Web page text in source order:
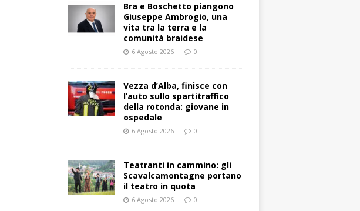
Bra e Boschetto piangono
Giuseppe Ambrogio, una
vita tra la terra e la
comunità braidese
6 Agosto 2026 0
Vezza d’Alba, finisce con
l’auto sullo spartitraffico
della rotonda: giovane in
ospedale
6 Agosto 2026 0
Teatranti in cammino: gli
Scavalcamontagne portano
il teatro in quota
6 Agosto 2026 0